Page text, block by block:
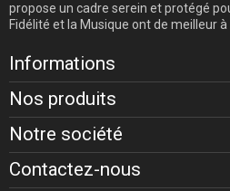
propose un cadre serein et protégé
Fidélité et la Musique ont de meilleur
Informations
Nos produits
Notre société
Contactez-nous